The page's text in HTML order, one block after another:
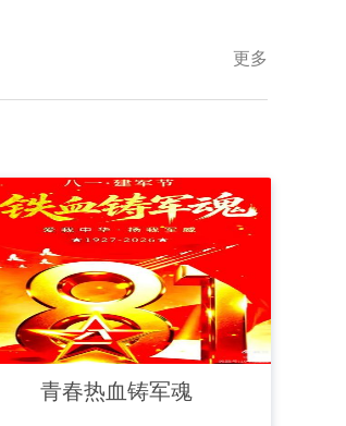
更多
青春热血铸军魂